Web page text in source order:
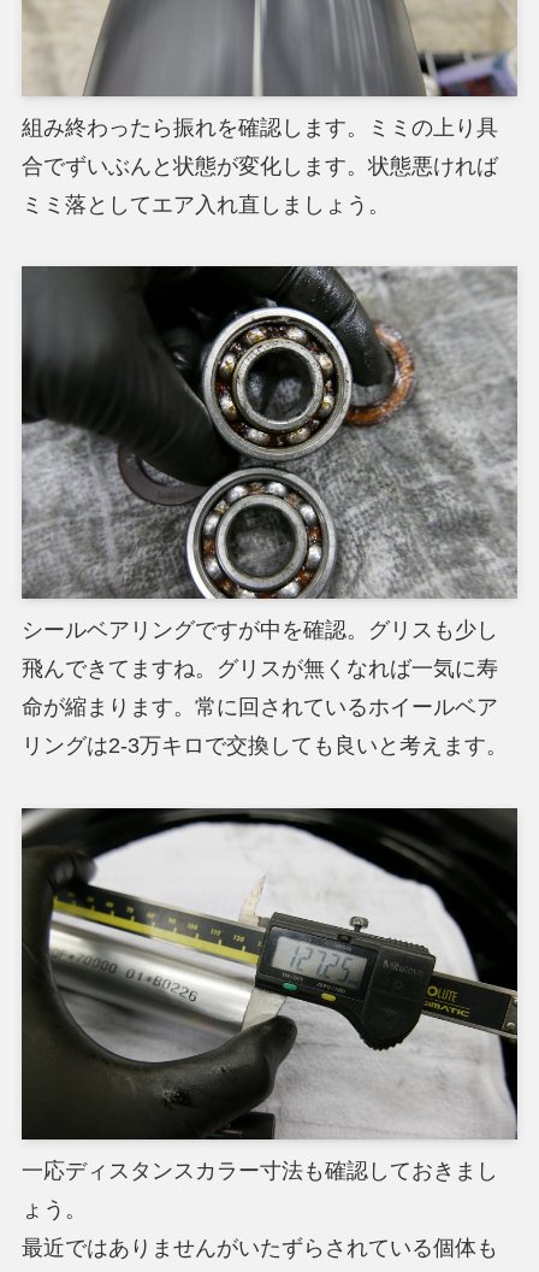
組み終わったら振れを確認します。ミミの上り具
合でずいぶんと状態が変化します。状態悪ければ
ミミ落としてエア入れ直しましょう。
シールベアリングですが中を確認。グリスも少し
飛んできてますね。グリスが無くなれば一気に寿
命が縮まります。常に回されているホイールベア
リングは2-3万キロで交換しても良いと考えます。
一応ディスタンスカラー寸法も確認しておきまし
ょう。
最近ではありませんがいたずらされている個体も